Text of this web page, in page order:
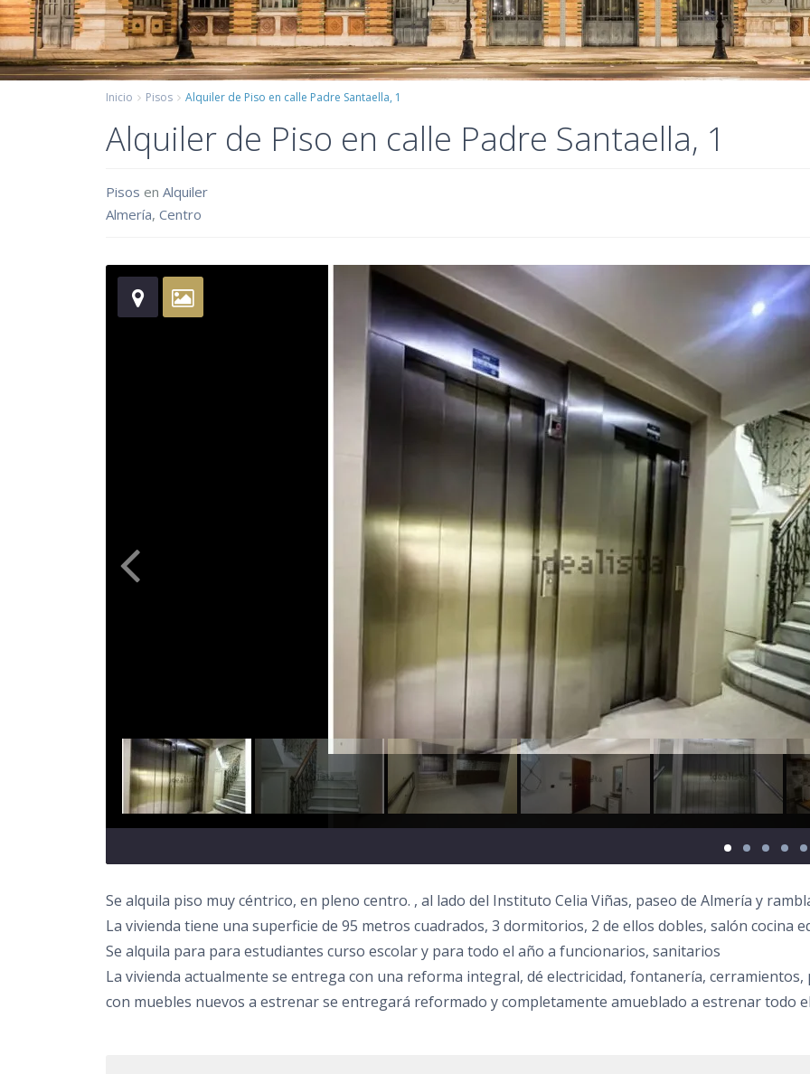
Inicio Pisos Alquiler de Piso en calle Padre Santaella, 1
Alquiler de Piso en calle Padre Santaella, 1
Pisos en Alquiler
Almería, Centro
Se alquila piso muy céntrico, en pleno centro. , al lado del Instituto Celia Viñas, paseo de Almería y
La vivienda tiene una superficie de 95 metros cuadrados, 3 dormitorios, 2 de ellos dobles, salón cocina
Se alquila para para estudiantes curso escolar y para todo el año a funcionarios, sanitarios
La vivienda actualmente se entrega con una reforma integral, dé electricidad, fontanería,
con muebles nuevos a estrenar se entregará reformado y completamente amueblado a estrenar todo